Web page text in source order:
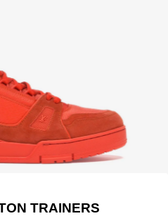
TRAINERS